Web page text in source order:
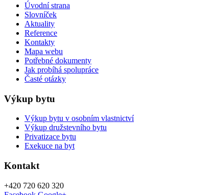
Úvodní strana
Slovníček
Aktuality
Reference
Kontakty
Mapa webu
Potřebné dokumenty
Jak probíhá spolupráce
Časté otázky
Výkup bytu
Výkup bytu v osobním vlastnictví
Výkup družstevního bytu
Privatizace bytu
Exekuce na byt
Kontakt
+420 720 620 320